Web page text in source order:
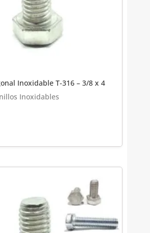
Inoxidable T-316 – 3/8 x 4
Inoxidables